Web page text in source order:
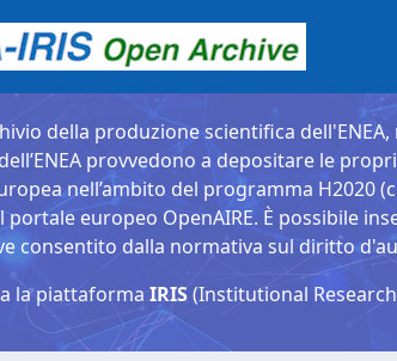
della produzione scientifica
provvedono a depositare le
nell’ambito del programma
europeo OpenAIRE. È possibile
consentito dalla normativa sul diritto
la piattaforma IRIS(Institutional